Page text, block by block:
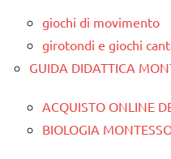
giochi di movimento
girotondi e giochi
GUIDA DIDATTICA
ACQUISTO ONLINE
BIOLOGIA